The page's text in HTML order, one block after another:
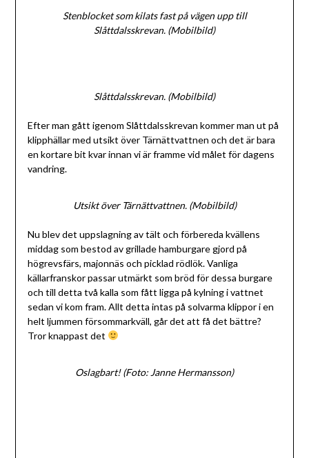
Stenblocket som kilats fast på vägen upp till
Slåttdalsskrevan. (Mobilbild)
Slåttdalsskrevan. (Mobilbild)
Efter man gått igenom Slåttdalsskrevan kommer man ut på
klipphällar med utsikt över Tärnättvattnen och det är bara
en kortare bit kvar innan vi är framme vid målet för dagens
vandring.
Utsikt över Tärnättvattnen. (Mobilbild)
Nu blev det uppslagning av tält och förbereda kvällens
middag som bestod av grillade hamburgare gjord på
högrevsfärs, majonnäs och picklad rödlök. Vanliga
källarfranskor passar utmärkt som bröd för dessa burgare
och till detta två kalla som fått ligga på kylning i vattnet
sedan vi kom fram. Allt detta intas på solvarma klippor i en
helt ljummen försommarkväll, går det att få det bättre?
Tror knappast det
Oslagbart! (Foto: Janne Hermansson)